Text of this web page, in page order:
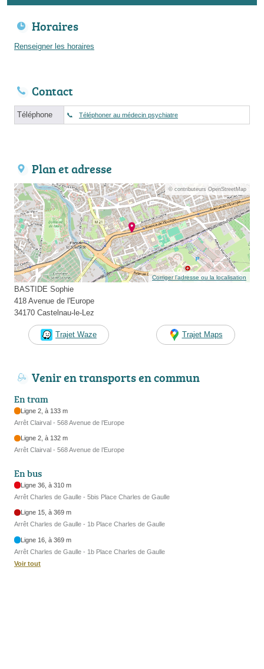
Horaires
Renseigner les horaires
Contact
Téléphone Téléphoner au médecin psychiatre
Plan et adresse
© contributeurs OpenStreetMap
Corriger l’adresse ou la localisation
BASTIDE Sophie
418 Avenue de l'Europe
34170 Castelnau-le-Lez
Trajet Waze Trajet Maps
Venir en transports en commun
En tram
Ligne 2, à 133 m
Arrêt Clairval - 568 Avenue de l’Europe
Ligne 2, à 132 m
Arrêt Clairval - 568 Avenue de l’Europe
En bus
Ligne 36, à 310 m
Arrêt Charles de Gaulle - 5bis Place Charles de Gaulle
Ligne 15, à 369 m
Arrêt Charles de Gaulle - 1b Place Charles de Gaulle
Ligne 16, à 369 m
Arrêt Charles de Gaulle - 1b Place Charles de Gaulle
Voir tout